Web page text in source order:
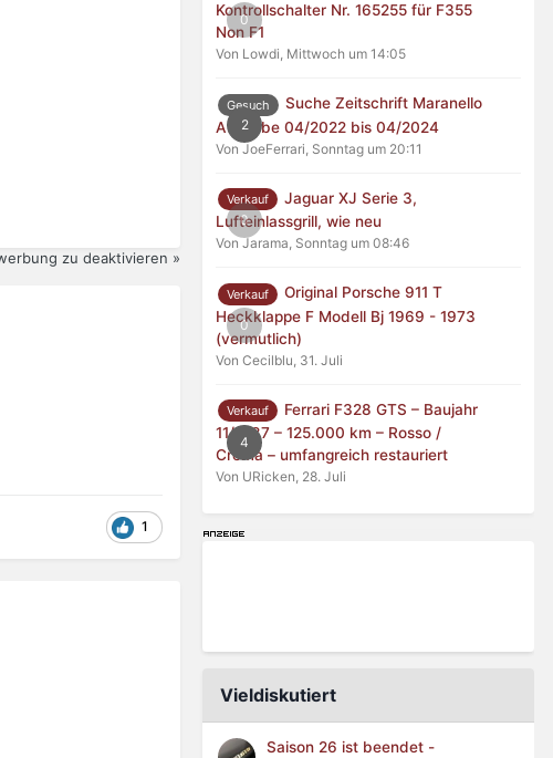
zu deaktivieren »
1
0
Kontrollschalter Nr. 165255 für F355
Non F1
Von Lowdi, Mittwoch um 14:05
2
Gesuch
Suche Zeitschrift Maranello
Ausgabe 04/2022 bis 04/2024
Von JoeFerrari, Sonntag um 20:11
0
Verkauf
Jaguar XJ Serie 3,
Lufteinlassgrill, wie neu
Von Jarama, Sonntag um 08:46
0
Verkauf
Original Porsche 911 T
Heckklappe F Modell Bj 1969 - 1973
(vermutlich)
Von Cecilblu, 31. Juli
4
Verkauf
Ferrari F328 GTS – Baujahr
11/1987 – 125.000 km – Rosso /
Crema – umfangreich restauriert
Von URicken, 28. Juli
Vieldiskutiert
Saison 26 ist beendet -